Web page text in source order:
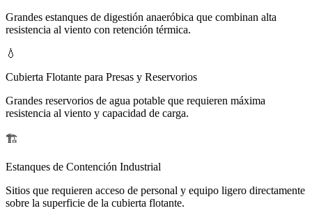
Grandes estanques de digestión anaeróbica que combinan alta
resistencia al viento con retención térmica.
💧
Cubierta Flotante para Presas y Reservorios
Grandes reservorios de agua potable que requieren máxima
resistencia al viento y capacidad de carga.
🏗️
Estanques de Contención Industrial
Sitios que requieren acceso de personal y equipo ligero directamente
sobre la superficie de la cubierta flotante.